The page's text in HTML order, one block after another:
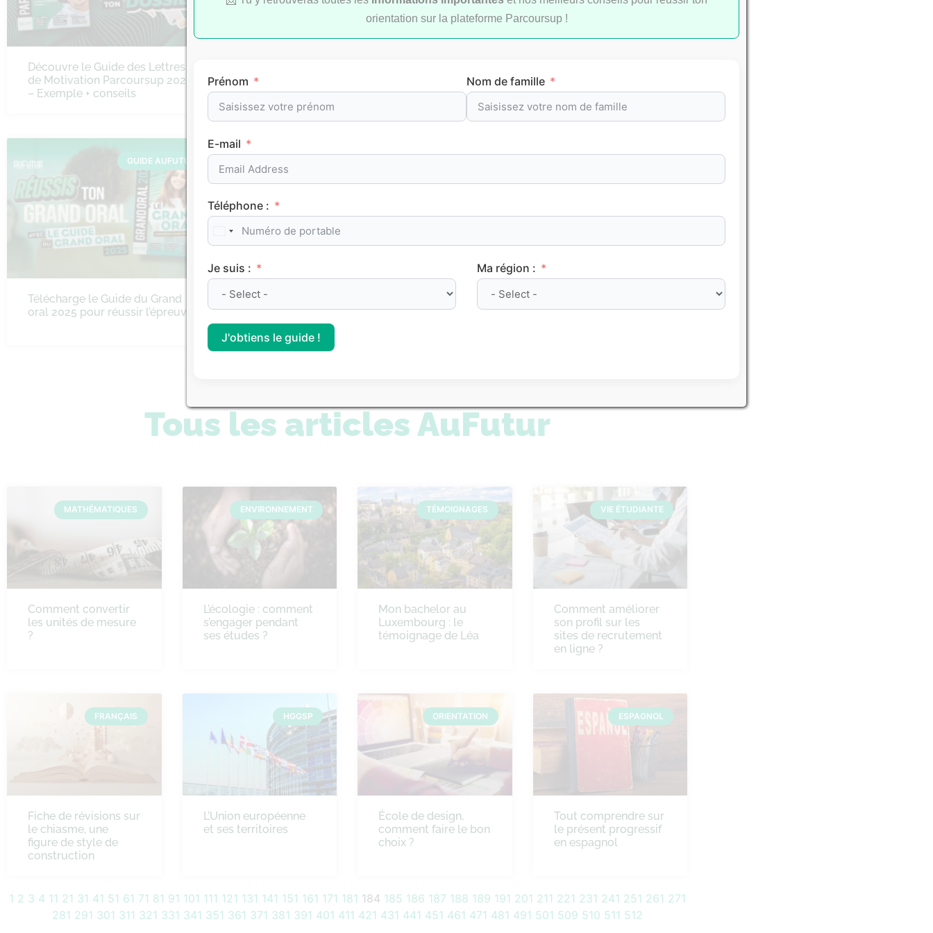
Découvre le Guide des Lettres
de Motivation Parcoursup 2026
– Exemple + conseils
2025 : télécharge-le
gratuitement !
GUIDE AUFUTUR
Télécharge le Guide du Grand
oral 2025 pour réussir l’épreuve
Découvre le guide AuFutur des
concours communs d’écoles
d’ingénieurs 2025
Découvre notre Guide des
concours communs des écoles
Tous les articles AuFutur
MATHÉMATIQUES
Comment convertir
les unités de mesure
?
ENVIRONNEMENT
L’écologie : comment
s’engager pendant
ses études ?
TÉMOIGNAGES
Mon bachelor au
Luxembourg : le
témoignage de Léa
VIE ÉTUDIANTE
Comment améliorer
son profil sur les
sites de recrutement
en ligne ?
FRANÇAIS
Fiche de révisions sur
le chiasme, une
figure de style de
construction
HGGSP
L’Union européenne
et ses territoires
ORIENTATION
École de design,
comment faire le bon
choix ?
ESPAGNOL
Tout comprendre sur
le présent progressif
en espagnol
1 2 3 4 11 21 31 41 51 61 71 81 91 101 111 121 131 141 151 161 171 181 184 185 186 187 188 189 191 201 211 221 231 241 251 261 271
281 291 301 311 321 331 341 351 361 371 381 391 401 411 421 431 441 451 461 471 481 491 501 509 510 511 512
orientation sur la plateforme Parcoursup !
Prénom Nom de famille
E-mail
Téléphone :
Je suis : Ma région :
J'obtiens le guide !